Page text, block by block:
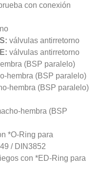
con conexión
válvulas antirretorno
válvulas antirretorno
(BSP paralelo)
hembra (BSP paralelo)
hembra (BSP paralelo)
hembra (BSP
*O-Ring para
/ DIN3852
con *ED-Ring para